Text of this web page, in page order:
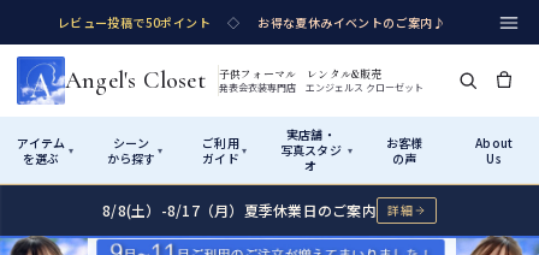
レビュー投稿で50ポイント ◇ お得な夏休みイベントのご案内♪
Angel's Closet 子供フォーマル レンタル&販売
発表会衣装専門店 エンジェルス クローゼット
アイテム
を選ぶ
▾
シーン
から探す ▾
ご利用
ガイド ▾
実店舗・
写真スタジ
オ
▾
お客様
の声
About
Us
Shop by Category アイテムから探す
Shop by Occasion シーンから探す
How It Works ご利用ガイド
Visit Us 実店舗・写真スタジオ
8/8(土）-8/17（月）夏季休業日のご案内 詳細